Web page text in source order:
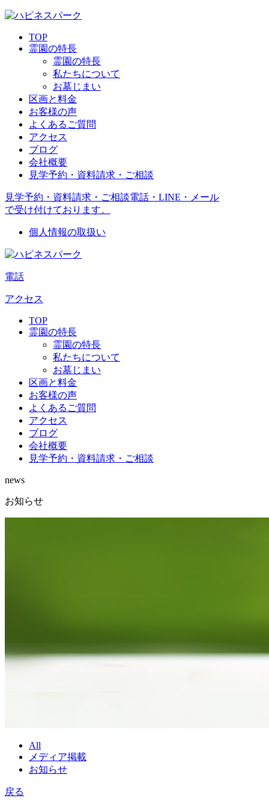
TOP
霊園の特長
霊園の特長
私たちについて
お墓じまい
区画と料金
お客様の声
よくあるご質問
アクセス
ブログ
会社概要
見学予約・資料請求・ご相談
見学予約・資料請求・ご相談電話・LINE・メール
で受け付けております。
個人情報の取扱い
電話
アクセス
TOP
霊園の特長
霊園の特長
私たちについて
お墓じまい
区画と料金
お客様の声
よくあるご質問
アクセス
ブログ
会社概要
見学予約・資料請求・ご相談
news
お知らせ
All
メディア掲載
お知らせ
戻る